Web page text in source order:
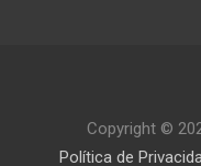
Copyright ©
Política de